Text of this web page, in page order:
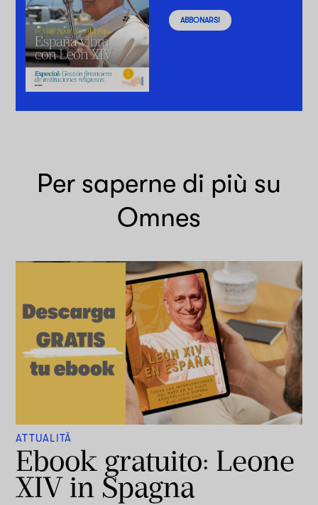
ABBONARSI
Per saperne di più su
Omnes
ATTUALITÀ
Ebook gratuito: Leone
XIV in Spagna